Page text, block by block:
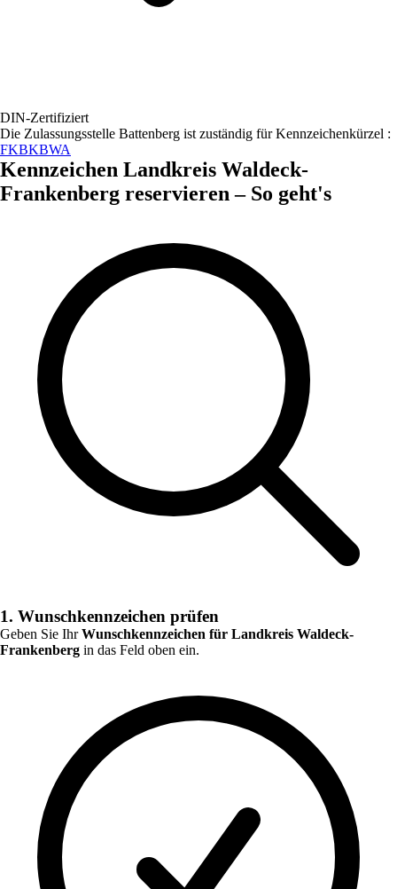
DIN-Zertifiziert
Die Zulassungsstelle Battenberg ist zuständig für Kennzeichenkürzel :
FKBKBWA
Kennzeichen Landkreis Waldeck-
Frankenberg reservieren – So geht's
1. Wunschkennzeichen prüfen
Geben Sie IhrWunschkennzeichen für Landkreis Waldeck-
Frankenberg in das Feld oben ein.